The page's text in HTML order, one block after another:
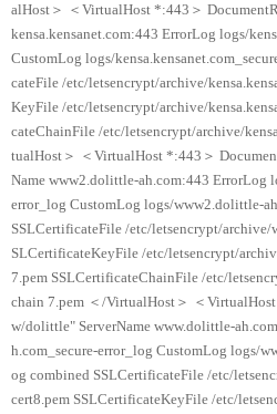
alHost＞ ＜VirtualHost *:443＞
kensa.kensanet.com:443 ErrorLog logs/
CustomLog logs/
cateFile /etc/letsencrypt/archive/
KeyFile /etc/letsencrypt/archive/
cateChainFile /etc/letsencrypt/archive/
tualHost＞ ＜VirtualHost *:443＞
Name www2.dolittle-ah.com:443 ErrorLog
error_log CustomLog logs/www2.dolittle-
SSLCertificateFile /etc/letsencrypt/
SLCertificateKeyFile /etc/letsencrypt/
7.pem SSLCertificateChainFile /etc/
chain 7.pem ＜/VirtualHost＞ ＜
w/dolittle" ServerName www.dolittle-
h.com_secure-error_log CustomLog logs/
og combined SSLCertificateFile /etc/
cert8.pem SSLCertificateKeyFile /etc/